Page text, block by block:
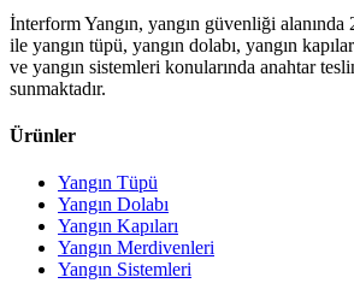
İnterform Yangın, yangın güvenliği alanında
ile yangın tüpü, yangın dolabı, yangın
ve yangın sistemleri konularında anahtar
sunmaktadır.
Ürünler
Yangın Tüpü
Yangın Dolabı
Yangın Kapıları
Yangın Merdivenleri
Yangın Sistemleri